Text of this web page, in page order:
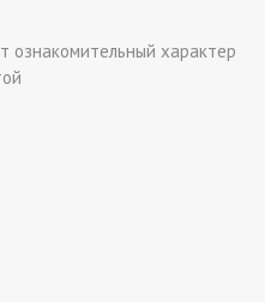
ознакомительный характер